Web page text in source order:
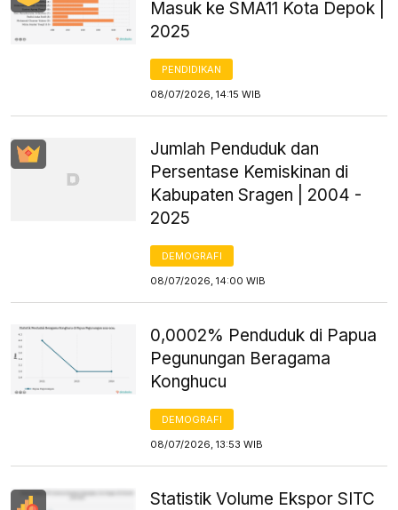
Masuk ke SMA11 Kota Depok |
2025
PENDIDIKAN
08/07/2026, 14:15 WIB
Jumlah Penduduk dan
Persentase Kemiskinan di
Kabupaten Sragen | 2004 -
2025
DEMOGRAFI
08/07/2026, 14:00 WIB
0,0002% Penduduk di Papua
Pegunungan Beragama
Konghucu
DEMOGRAFI
08/07/2026, 13:53 WIB
Statistik Volume Ekspor SITC